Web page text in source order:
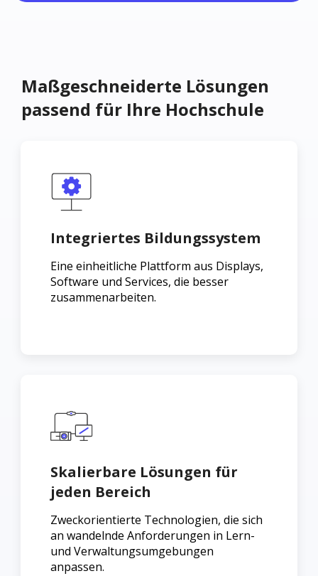
Maßgeschneiderte Lösungen
passend für Ihre Hochschule
Integriertes Bildungssystem
Eine einheitliche Plattform aus Displays,
Software und Services, die besser
zusammenarbeiten.
Skalierbare Lösungen für
jeden Bereich
Zweckorientierte Technologien, die sich
an wandelnde Anforderungen in Lern-
und Verwaltungsumgebungen
anpassen.